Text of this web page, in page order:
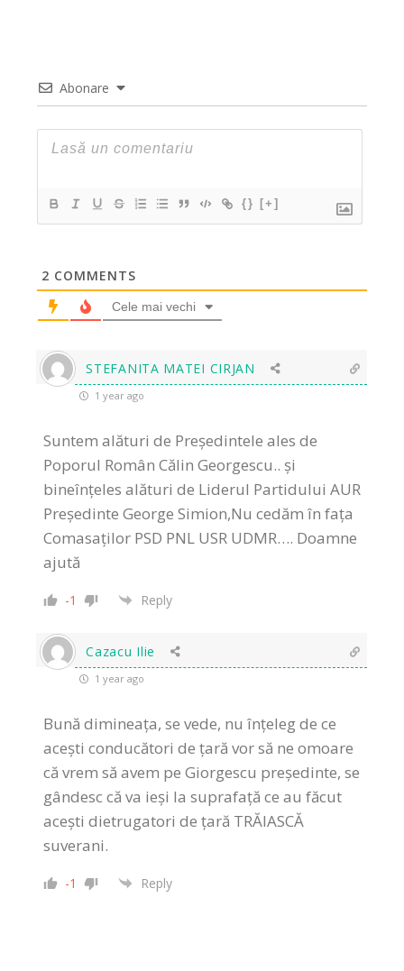
Abonare
{} [+]
2 COMMENTS
Cele mai vechi
STEFANITA MATEI CIRJAN
1 year ago
Suntem alături de Președintele ales de
Poporul Român Călin Georgescu.. și
bineînțeles alături de Liderul Partidului AUR
Președinte George Simion,Nu cedăm în fața
Comasaților PSD PNL USR UDMR…. Doamne
ajută
-1 Reply
Cazacu Ilie
1 year ago
Bună dimineața, se vede, nu înțeleg de ce
acești conducători de țară vor să ne omoare
că vrem să avem pe Giorgescu președinte, se
gândesc că va ieși la suprafață ce au făcut
acești dietrugatori de țară TRĂIASCĂ
suverani.
-1 Reply